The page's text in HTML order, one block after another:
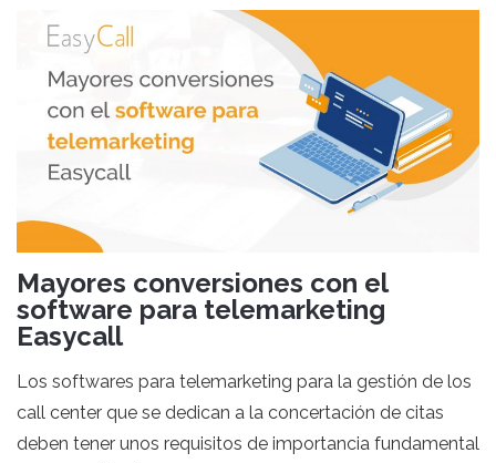
Mayores conversiones con el
software para telemarketing
Easycall
Los softwares para telemarketing para la gestión de los
call center que se dedican a la concertación de citas
deben tener unos requisitos de importancia fundamental